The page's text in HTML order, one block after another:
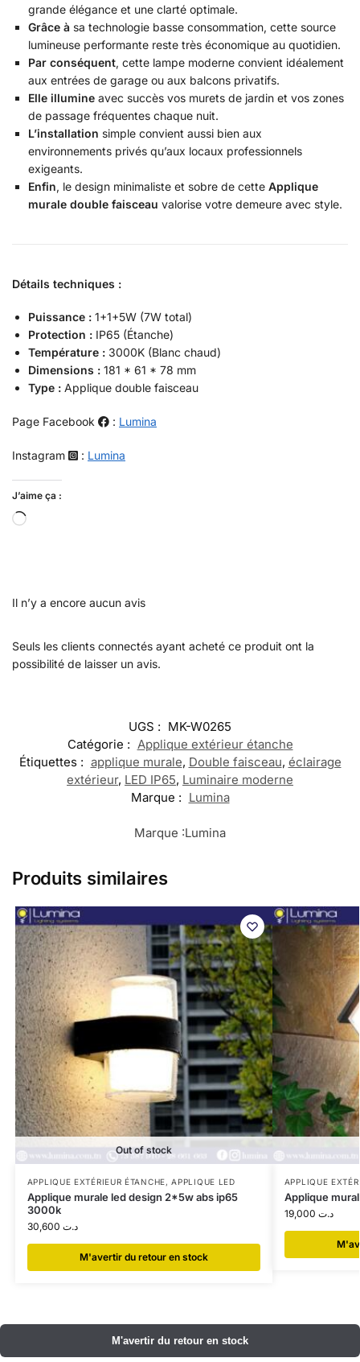
grande élégance et une clarté optimale.
Grâce à sa technologie basse consommation, cette source
lumineuse performante reste très économique au quotidien.
Par conséquent, cette lampe moderne convient idéalement
aux entrées de garage ou aux balcons privatifs.
Elle illumine avec succès vos murets de jardin et vos zones
de passage fréquentes chaque nuit.
L’installation simple convient aussi bien aux
environnements privés qu’aux locaux professionnels
exigeants.
Enfin, le design minimaliste et sobre de cette Applique
murale double faisceau valorise votre demeure avec style.
Détails techniques :
Puissance : 1+1+5W (7W total)
Protection : IP65 (Étanche)
Température : 3000K (Blanc chaud)
Dimensions : 181 * 61 * 78 mm
Type : Applique double faisceau
Page Facebook : Lumina
Instagram : Lumina
J’aime ça :
Il n’y a encore aucun avis
Seuls les clients connectés ayant acheté ce produit ont la
possibilité de laisser un avis.
UGS : MK-W0265
Catégorie : Applique extérieur étanche
Étiquettes : applique murale, Double faisceau, éclairage
extérieur, LED IP65, Luminaire moderne
Marque : Lumina
Marque :Lumina
Produits similaires
Out of stock
APPLIQUE EXTÉRIEUR ÉTANCHE,APPLIQUE LED
Applique murale led design 2*5w abs ip65
3000k
د.ت
​M'avertir du retour en stock
APPLIQUE
Applique
د.ت
​M'avertir du retour en stock